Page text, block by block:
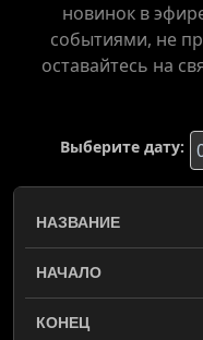
новинок в
событиями, не
оставайтесь на
Выберите дату: